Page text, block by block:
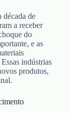
década de
a receber
do
e as
indústrias
produtos,